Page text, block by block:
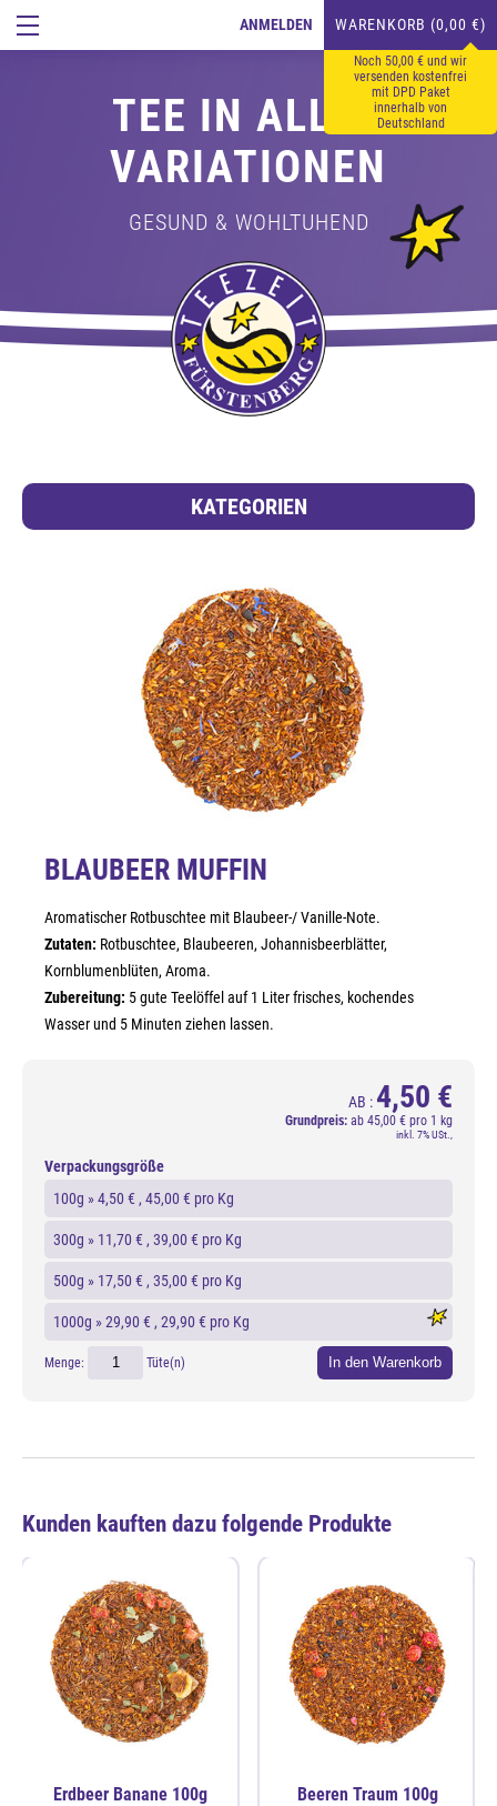
ANMELDEN WARENKORB (0,00 €)
Noch 50,00 € und wir
versenden kostenfrei
mit DPD Paket
innerhalb von
Deutschland
TEE IN ALLEN
VARIATIONEN
GESUND & WOHLTUHEND
KATEGORIEN
BLAUBEER MUFFIN
Aromatischer Rotbuschtee mit Blaubeer-/ Vanille-Note.
Zutaten: Rotbuschtee, Blaubeeren, Johannisbeerblätter,
Kornblumenblüten, Aroma.
Zubereitung: 5 gute Teelöffel auf 1 Liter frisches, kochendes
Wasser und 5 Minuten ziehen lassen.
AB : 4,50 €
Grundpreis: ab 45,00 € pro 1 kg
inkl. 7% USt.,
Verpackungsgröße
100g »4,50 € , 45,00 € pro Kg
300g » 11,70 € , 39,00 € pro Kg
500g » 17,50 € , 35,00 € pro Kg
1000g »29,90 € , 29,90 € pro Kg
Menge: Tüte(n) In den Warenkorb
Kunden kauften dazu folgende Produkte
Erdbeer Banane 100g Beeren Traum 100g